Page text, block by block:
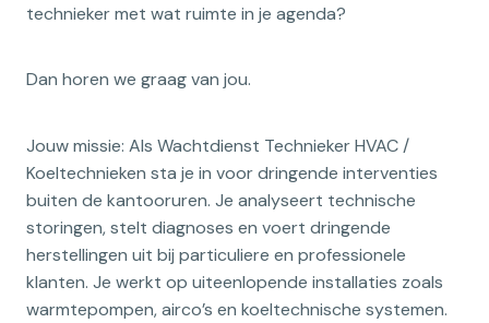
technieker met wat ruimte in je agenda?
Dan horen we graag van jou.
Jouw missie: Als Wachtdienst Technieker HVAC /
Koeltechnieken sta je in voor dringende interventies
buiten de kantooruren. Je analyseert technische
storingen, stelt diagnoses en voert dringende
herstellingen uit bij particuliere en professionele
klanten. Je werkt op uiteenlopende installaties zoals
warmtepompen, airco’s en koeltechnische systemen.